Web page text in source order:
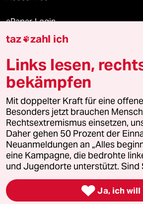
ePaper Login
Downloads für Abonnierende
© 2026 taz Verlags und Vertriebs
Alle Rechte vorbehalten. Bei rechtlichen
wenden Sie sich bitte an
lizenzen@taz.de
Feedback Redaktionsstatut
Leitlinie Informant Datenschutz
Seitenwende Einwilligungen
taz zahl ich
Links lesen,
bekämpfen
Mit doppelter Kraft für eine
Besonders jetzt brauchen
Rechtsextremismus einsetzen,
Daher gehen 50 Prozent der
Neuanmeldungen an „Alles
eine Kampagne, die bedrohte
und Jugendorte unterstützt. Sind
 Ja, ich will